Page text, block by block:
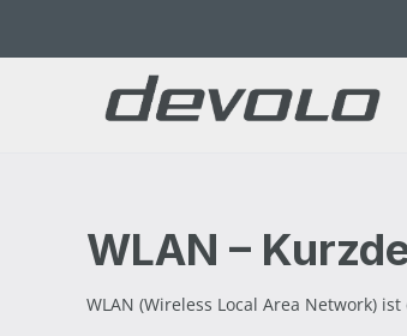
WLAN –
WLAN (Wireless Local Area Network)